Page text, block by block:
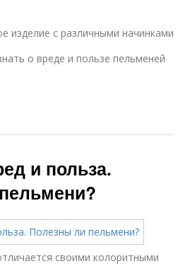
изделие с различными начинками
о вреде и пользе пельменей
и польза.
своими колоритными